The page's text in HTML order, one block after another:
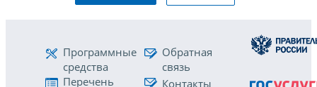
Программные
средства
Перечень
Обратная
связь
Контакты